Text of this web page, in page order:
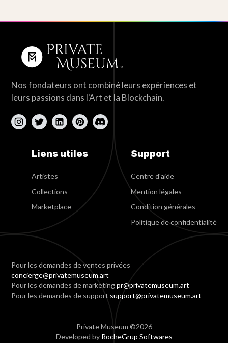
Nos fondateurs ont combiné leurs expériences et
leurs passions dans l'Art et la Blockchain.
Liens utiles
Artistes
Collections
Marketplace
Support
Centre d'aide
Mention légales
Condition générales
Politique de confidentialité
Pour les demandes de ventes privées
concierge@privatemuseum.art
Pour les demandes de marketingpr@privatemuseum.art
Pour les demandes de support support@privatemuseum.art
Private Museum ©2026
Developed by RocheGrup Softwares